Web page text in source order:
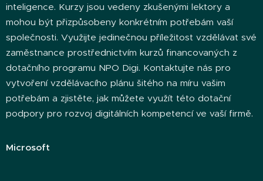
inteligence. Kurzy jsou vedeny zkušenými lektory a
mohou být přizpůsobeny konkrétním potřebám vaší
společnosti. Využijte jedinečnou příležitost vzdělávat své
zaměstnance prostřednictvím kurzů financovaných z
dotačního programu NPO Digi. Kontaktujte nás pro
vytvoření vzdělávacího plánu šitého na míru vašim
potřebám a zjistěte, jak můžete využít této dotační
podpory pro rozvoj digitálních kompetencí ve vaší firmě.
Microsoft